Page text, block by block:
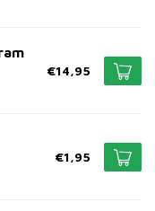
€14,95
€1,95